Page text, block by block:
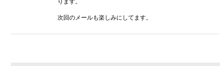
次回のメールも楽しみにしてます。